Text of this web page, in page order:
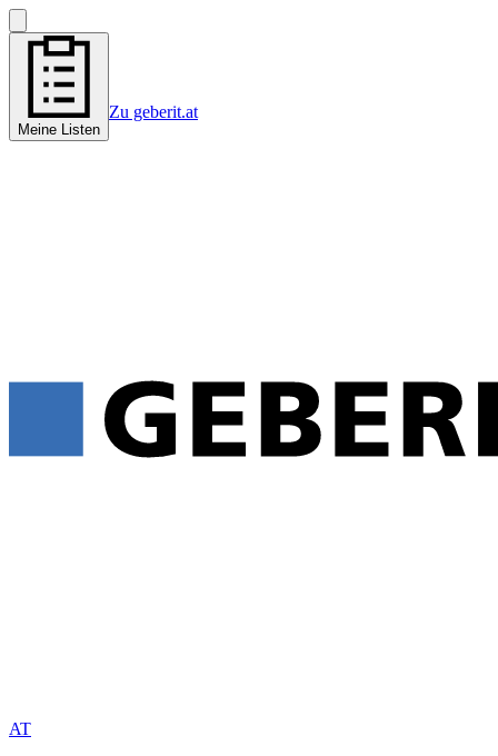
Meine Listen
Zu geberit.at
AT